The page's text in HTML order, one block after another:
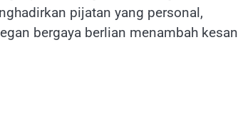
pijatan yang personal,
bergaya berlian menambah kesan